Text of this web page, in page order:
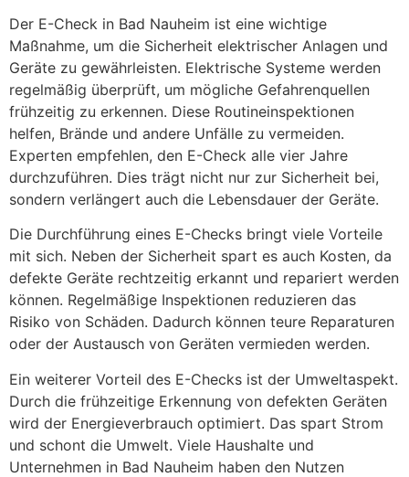
Der E-Check in Bad Nauheim ist eine wichtige
Maßnahme, um die Sicherheit elektrischer Anlagen und
Geräte zu gewährleisten. Elektrische Systeme werden
regelmäßig überprüft, um mögliche Gefahrenquellen
frühzeitig zu erkennen. Diese Routineinspektionen
helfen, Brände und andere Unfälle zu vermeiden.
Experten empfehlen, den E-Check alle vier Jahre
durchzuführen. Dies trägt nicht nur zur Sicherheit bei,
sondern verlängert auch die Lebensdauer der Geräte.
Die Durchführung eines E-Checks bringt viele Vorteile
mit sich. Neben der Sicherheit spart es auch Kosten, da
defekte Geräte rechtzeitig erkannt und repariert werden
können. Regelmäßige Inspektionen reduzieren das
Risiko von Schäden. Dadurch können teure Reparaturen
oder der Austausch von Geräten vermieden werden.
Ein weiterer Vorteil des E-Checks ist der Umweltaspekt.
Durch die frühzeitige Erkennung von defekten Geräten
wird der Energieverbrauch optimiert. Das spart Strom
und schont die Umwelt. Viele Haushalte und
Unternehmen in Bad Nauheim haben den Nutzen